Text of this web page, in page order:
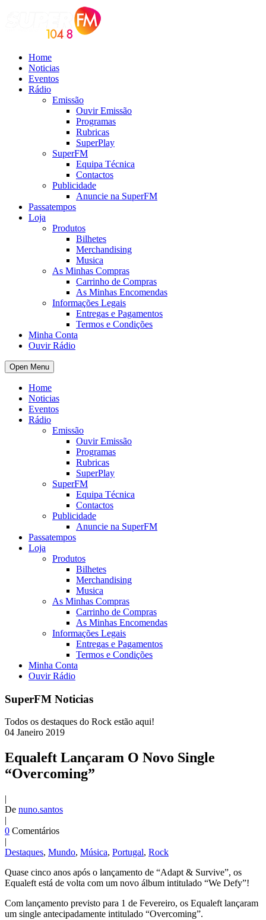
Home
Noticias
Eventos
Rádio
Emissão
Ouvir Emissão
Programas
Rubricas
SuperPlay
SuperFM
Equipa Técnica
Contactos
Publicidade
Anuncie na SuperFM
Passatempos
Loja
Produtos
Bilhetes
Merchandising
Musica
As Minhas Compras
Carrinho de Compras
As Minhas Encomendas
Informações Legais
Entregas e Pagamentos
Termos e Condições
Minha Conta
Ouvir Rádio
Open Menu
Home
Noticias
Eventos
Rádio
Emissão
Ouvir Emissão
Programas
Rubricas
SuperPlay
SuperFM
Equipa Técnica
Contactos
Publicidade
Anuncie na SuperFM
Passatempos
Loja
Produtos
Bilhetes
Merchandising
Musica
As Minhas Compras
Carrinho de Compras
As Minhas Encomendas
Informações Legais
Entregas e Pagamentos
Termos e Condições
Minha Conta
Ouvir Rádio
SuperFM Noticias
Todos os destaques do Rock estão aqui!
04 Janeiro 2019
Equaleft Lançaram O Novo Single
“Overcoming”
|
De nuno.santos
|
0 Comentários
|
Destaques, Mundo, Música, Portugal, Rock
Quase cinco anos após o lançamento de “Adapt & Survive”, os
Equaleft está de volta com um novo álbum intitulado “We Defy”!
Com lançamento previsto para 1 de Fevereiro, os Equaleft lançaram
um single antecipadamente intitulado “Overcoming”.